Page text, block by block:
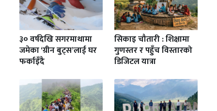
३० वर्षदेखि सगरमाथामा
जमेका ‘ग्रीन बुट्स’लाई घर
फर्काइँदै
सिकाइ चौतारी : शिक्षामा
गुणस्तर र पहुँच विस्तारको
डिजिटल यात्रा